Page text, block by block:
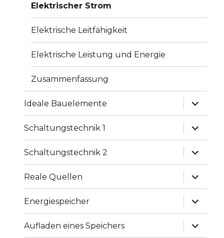
Elektrischer Strom
Elektrische Leitfähigkeit
Elektrische Leistung und Energie
Zusammenfassung
Ideale Bauelemente
Schaltungstechnik 1
Schaltungstechnik 2
Reale Quellen
Energiespeicher
Aufladen eines Speichers